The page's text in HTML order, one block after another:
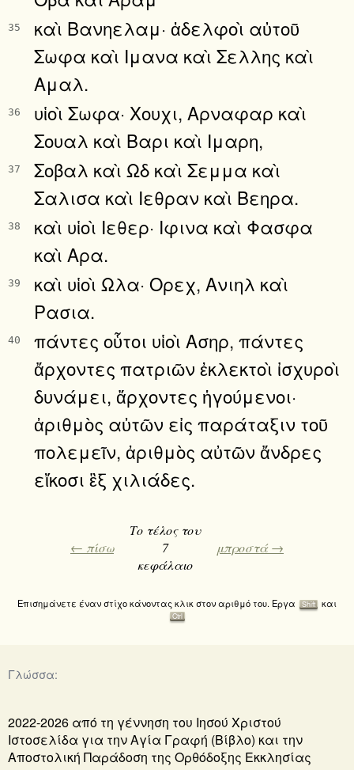
35
καὶ Βανηελαμ· ἀδελφοὶ αὐτοῦ
Σωφα καὶ Ιμανα καὶ Σελλης καὶ
Αμαλ.
36
υἱοὶ Σωφα· Χουχι, Αρναφαρ καὶ
Σουαλ καὶ Βαρι καὶ Ιμαρη,
37
Σοβαλ καὶ Ωδ καὶ Σεμμα καὶ
Σαλισα καὶ Ιεθραν καὶ Βεηρα.
38
καὶ υἱοὶ Ιεθερ· Ιφινα καὶ Φασφα
καὶ Αρα.
39
καὶ υἱοὶ Ωλα· Ορεχ, Ανιηλ καὶ
Ρασια.
40
πάντες οὗτοι υἱοὶ Ασηρ, πάντες
ἄρχοντες πατριῶν ἐκλεκτοὶ ἰσχυροὶ
δυνάμει, ἄρχοντες ἡγούμενοι·
ἀριθμὸς αὐτῶν εἰς παράταξιν τοῦ
πολεμεῖν, ἀριθμὸς αὐτῶν ἄνδρες
εἴκοσι ἓξ χιλιάδες.
← πίσω
Το τέλος του
7
κεφάλαιο
μπροστά →
Επισημάνετε έναν στίχο κάνοντας κλικ στον αριθμό του. Εργα Shift και
Ctrl
Γλώσσα:
2022-2026 από τη γέννηση του Ιησού Χριστού
Ιστοσελίδα για την Αγία Γραφή (Βίβλο) και την
Αποστολική Παράδοση της Ορθόδοξης Εκκλησίας